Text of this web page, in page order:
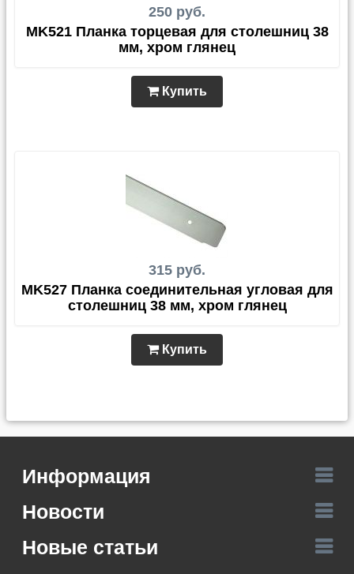
250 руб.
MK521 Планка торцевая для столешниц 38
мм, хром глянец
Купить
315 руб.
MK527 Планка соединительная угловая для
столешниц 38 мм, хром глянец
Купить
Информация
Новости
Новые статьи